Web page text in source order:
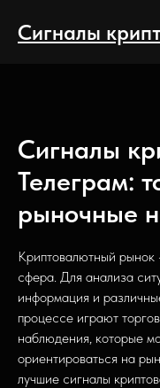
Сигналы
Сигналы
Телеграм:
рыночные
Криптовалютный
сфера. Для анализа
информация и
процессе играют т
наблюдения, которые
ориентироваться на
лучшие сигналы